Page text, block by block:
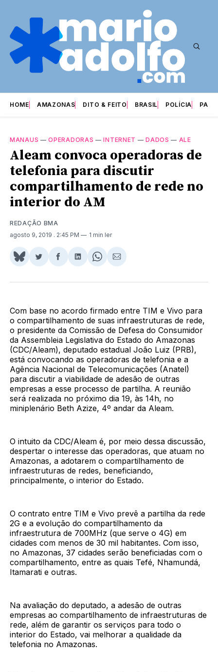
HOME AMAZONAS DITO & FEITO BRASIL POLÍCIA
MANAUS —OPERADORAS —INTERNET —DADOS — ALE
Aleam convoca operadoras de
telefonia para discutir
compartilhamento de rede no
interior do AM
REDAÇÃO BMA
agosto 9, 2019 . 2:45 PM 1 min ler
Share
BlueSky
Compartilhar
Twitter
Compartilhar
Facebook
Compartilhar
LinkedIn
Share
WhatsApp
Compartilhar
Email
Com base no acordo firmado entre TIM e Vivo para
o compartilhamento de suas infraestruturas de rede,
o presidente da Comissão de Defesa do Consumidor
da Assembleia Legislativa do Estado do Amazonas
(CDC/Aleam), deputado estadual João Luiz (PRB),
está convocando as operadoras de telefonia e a
Agência Nacional de Telecomunicações (Anatel)
para discutir a viabilidade de adesão de outras
empresas a esse processo de partilha. A reunião
será realizada no próximo dia 19, às 14h, no
miniplenário Beth Azize, 4º andar da Aleam.
O intuito da CDC/Aleam é, por meio dessa discussão,
despertar o interesse das operadoras, que atuam no
Amazonas, a adotarem o compartilhamento de
infraestruturas de redes, beneficiando,
principalmente, o interior do Estado.
O contrato entre TIM e Vivo prevê a partilha da rede
2G e a evolução do compartilhamento da
infraestrutura de 700MHz (que serve o 4G) em
cidades com menos de 30 mil habitantes. Com isso,
no Amazonas, 37 cidades serão beneficiadas com o
compartilhamento, entre as quais Tefé, Nhamundá,
Itamarati e outras.
Na avaliação do deputado, a adesão de outras
empresas ao compartilhamento de infraestruturas de
rede, além de garantir os serviços para todo o
interior do Estado, vai melhorar a qualidade da
telefonia no Amazonas.